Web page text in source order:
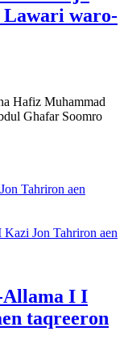
Lawari waro-
Hafiz Muhammad
Ghafar Soomro
I I
taqreeron